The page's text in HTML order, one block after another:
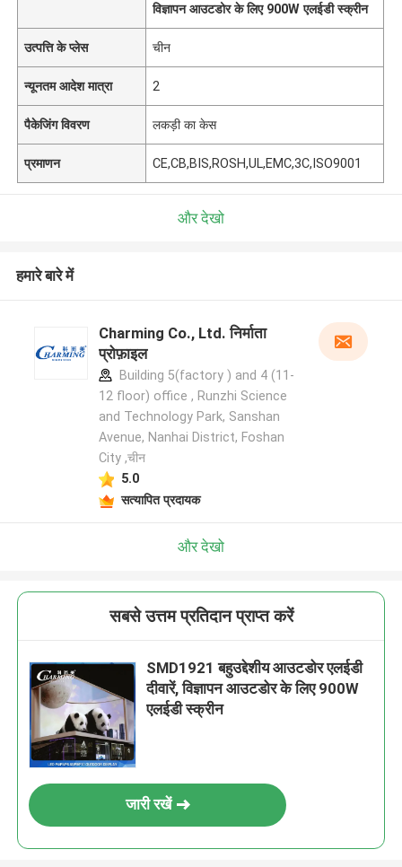
विज्ञापन आउटडोर के लिए 900W एलईडी स्क्रीन
उत्पत्ति के प्लेस चीन
न्यूनतम आदेश मात्रा 2
पैकेजिंग विवरण लकड़ी का केस
प्रमाणन CE,CB,BIS,ROSH,UL,EMC,3C,ISO9001
और देखो
हमारे बारे में
Charming Co., Ltd. निर्माता
प्रोफ़ाइल
Building 5(factory ) and 4 (11-
12 floor) office , Runzhi Science
and Technology Park, Sanshan
Avenue, Nanhai District, Foshan
City ,चीन
5.0
सत्यापित प्रदायक
और देखो
सबसे उत्तम प्रतिदान प्राप्त करें
SMD1921 बहुउद्देशीय आउटडोर एलईडी
दीवारें, विज्ञापन आउटडोर के लिए 900W
एलईडी स्क्रीन
जारी रखें